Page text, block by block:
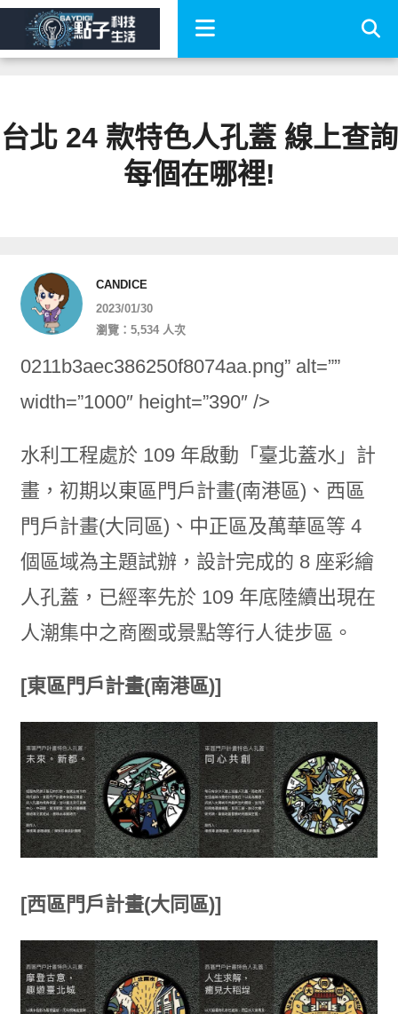
台北 24 款特色人孔蓋 線上查詢
每個在哪裡!
CANDICE
2023/01/30
瀏覽：5,534 人次
0211b3aec386250f8074aa.png” alt=””
width=”1000″ height=”390″ />
水利工程處於 109 年啟動「臺北蓋水」計
畫，初期以東區門戶計畫(南港區)、西區
門戶計畫(大同區)、中正區及萬華區等 4
個區域為主題試辦，設計完成的 8 座彩繪
人孔蓋，已經率先於 109 年底陸續出現在
人潮集中之商圈或景點等行人徒步區。
[東區門戶計畫(南港區)]
[西區門戶計畫(大同區)]